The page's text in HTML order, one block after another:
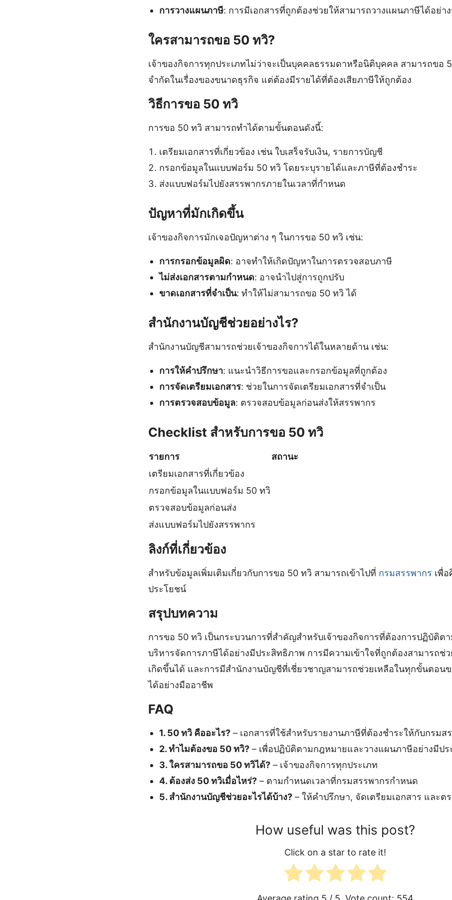
การวางแผนภาษี: การมีเอกสารที่ถูกต้องช่วยให้สามารถวางแผนภาษีได้อย่า
ใครสามารถขอ 50 ทวิ?
เจ้าของกิจการทุกประเภทไม่ว่าจะเป็นบุคคลธรรมดาหรือนิติบุคคล สามารถขอ
จำกัดในเรื่องของขนาดธุรกิจ แต่ต้องมีรายได้ที่ต้องเสียภาษีให้ถูกต้อง
วิธีการขอ 50 ทวิ
การขอ 50 ทวิ สามารถทำได้ตามขั้นตอนดังนี้:
เตรียมเอกสารที่เกี่ยวข้อง เช่น ใบเสร็จรับเงิน, รายการบัญชี
กรอกข้อมูลในแบบฟอร์ม 50 ทวิ โดยระบุรายได้และภาษีที่ต้องชำระ
ส่งแบบฟอร์มไปยังสรรพากรภายในเวลาที่กำหนด
ปัญหาที่มักเกิดขึ้น
เจ้าของกิจการมักเจอปัญหาต่าง ๆ ในการขอ 50 ทวิ เช่น:
การกรอกข้อมูลผิด: อาจทำให้เกิดปัญหาในการตรวจสอบภาษี
ไม่ส่งเอกสารตามกำหนด: อาจนำไปสู่การถูกปรับ
ขาดเอกสารที่จำเป็น: ทำให้ไม่สามารถขอ 50 ทวิ ได้
สำนักงานบัญชีช่วยอย่างไร?
สำนักงานบัญชีสามารถช่วยเจ้าของกิจการได้ในหลายด้าน เช่น:
การให้คำปรึกษา: แนะนำวิธีการขอและกรอกข้อมูลที่ถูกต้อง
การจัดเตรียมเอกสาร: ช่วยในการจัดเตรียมเอกสารที่จำเป็น
การตรวจสอบข้อมูล: ตรวจสอบข้อมูลก่อนส่งให้สรรพากร
Checklist สำหรับการขอ 50 ทวิ
รายการ
สถานะ
เตรียมเอกสารที่เกี่ยวข้อง
กรอกข้อมูลในแบบฟอร์ม 50 ทวิ
ตรวจสอบข้อมูลก่อนส่ง
ส่งแบบฟอร์มไปยังสรรพากร
ลิงก์ที่เกี่ยวข้อง
สำหรับข้อมูลเพิ่มเติมเกี่ยวกับการขอ 50 ทวิ สามารถเข้าไปที่ กรมสรรพากร เพื่
ประโยชน์
สรุปบทความ
การขอ 50 ทวิ เป็นกระบวนการที่สำคัญสำหรับเจ้าของกิจการที่ต้องการปฏิบัติต
บริหารจัดการภาษีได้อย่างมีประสิทธิภาพ การมีความเข้าใจที่ถูกต้องสามารถช่
เกิดขึ้นได้ และการมีสำนักงานบัญชีที่เชี่ยวชาญสามารถช่วยเหลือในทุกขั้นตอน
ได้อย่างมืออาชีพ
FAQ
1. 50 ทวิ คืออะไร?– เอกสารที่ใช้สำหรับรายงานภาษีที่ต้องชำระให้กับกรมส
2. ทำไมต้องขอ 50 ทวิ?– เพื่อปฏิบัติตามกฎหมายและวางแผนภาษีอย่างมีป
3. ใครสามารถขอ 50 ทวิได้?– เจ้าของกิจการทุกประเภท
4. ต้องส่ง 50 ทวิเมื่อไหร่?– ตามกำหนดเวลาที่กรมสรรพากรกำหนด
5. สำนักงานบัญชีช่วยอะไรได้บ้าง?– ให้คำปรึกษา, จัดเตรียมเอกสาร และต
How useful was this post?
Click on a star to rate it!